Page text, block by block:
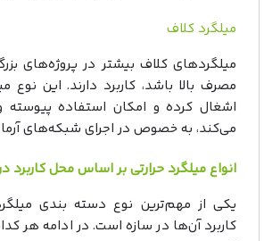
میلگرد کلاف
میلگردهای کلاف بیشتر در پروژه‌های
مصرف بالا باشد، کاربرد دارند. این نوع
اشغال کرده و امکان استفاده پیوسته و
می‌کند، به‌ خصوص در اجرای شبکه‌های
انواع میلگرد حرارتی بر اساس محل کاربرد در
یکی از مهم‌ترین نوع دسته بندی
کاربرد آن‌ها در سازه است. در ادامه هر